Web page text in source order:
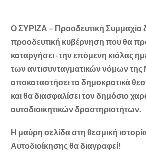
Ο ΣΥΡΙΖΑ – Προοδευτική Συμμαχία
προοδευτική κυβέρνηση που θα
καταργήσει -την επόμενη κιόλας
των αντισυνταγματικών νόμων
αποκαταστήσει τα δημοκρατικά
και θα διασφαλίσει τον δημόσιο
αυτοδιοικητικών δραστηριοτήτων.
Η μαύρη σελίδα στη θεσμική
Αυτοδιοίκησης θα διαγραφεί!